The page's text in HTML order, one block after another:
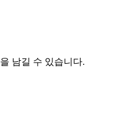
남길 수 있습니다.